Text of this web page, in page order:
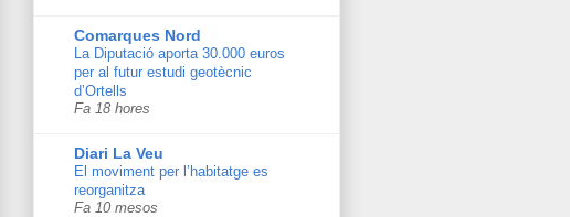
Comarques Nord
La Diputació aporta 30.000 euros
per al futur estudi geotècnic
d’Ortells
Fa 18 hores
Diari La Veu
El moviment per l’habitatge es
reorganitza
Fa 10 mesos